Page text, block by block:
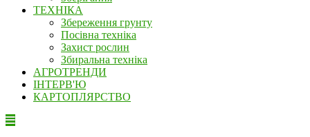
ТЕХНІКА
Збереження грунту
Посівна техніка
Захист рослин
Збиральна техніка
АГРОТРЕНДИ
ІНТЕРВ'Ю
КАРТОПЛЯРСТВО